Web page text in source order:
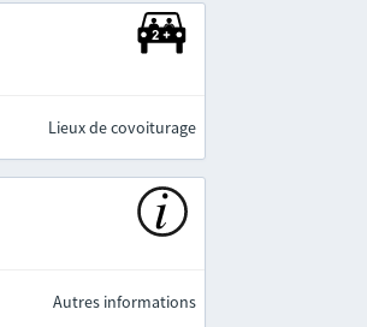
Lieux de covoiturage
Autres informations